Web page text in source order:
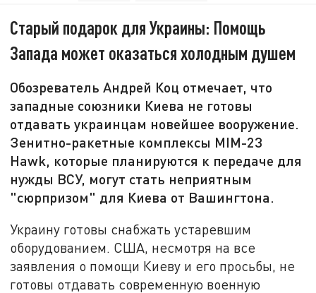
Старый подарок для Украины: Помощь
Запада может оказаться холодным душем
Обозреватель Андрей Коц отмечает, что
западные союзники Киева не готовы
отдавать украинцам новейшее вооружение.
Зенитно-ракетные комплексы MIM-23
Hawk, которые планируются к передаче для
нужды ВСУ, могут стать неприятным
"сюрпризом" для Киева от Вашингтона.
Украину готовы снабжать устаревшим
оборудованием. США, несмотря на все
заявления о помощи Киеву и его просьбы, не
готовы отдавать современную военную